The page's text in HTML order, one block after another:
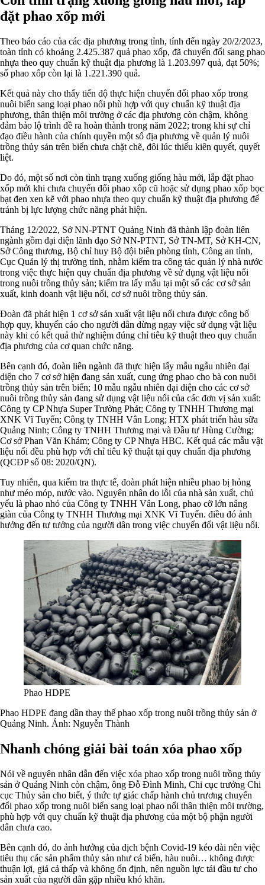
đặt phao xốp mới
Theo báo cáo của các địa phương trong tỉnh, tính đến ngày 20/2/2023,
toàn tỉnh có khoảng 2.425.387 quả phao xốp, đã chuyển đổi sang phao
nhựa theo quy chuẩn kỹ thuật địa phương là 1.203.997 quả, đạt 50%;
số phao xốp còn lại là 1.221.390 quả.
Kết quả này cho thấy tiến độ thực hiện chuyển đổi phao xốp trong
nuôi biển sang loại phao nổi phù hợp với quy chuẩn kỹ thuật địa
phương, thân thiện môi trường ở các địa phương còn chậm, không
đảm bảo lộ trình đề ra hoàn thành trong năm 2022; trong khi sự chỉ
đạo điều hành của chính quyền một số địa phương về quản lý nuôi
trồng thủy sản trên biển chưa chặt chẽ, đôi lúc thiếu kiên quyết, quyết
liệt.
Do đó, một số nơi còn tình trạng xuống giống hàu mới, lắp đặt phao
xốp mới khi chưa chuyển đổi phao xốp cũ hoặc sử dụng phao xốp bọc
bạt đen xen kẽ với phao nhựa theo quy chuẩn kỹ thuật địa phương để
tránh bị lực lượng chức năng phát hiện.
Tháng 12/2022, Sở NN-PTNT Quảng Ninh đã thành lập đoàn liên
ngành gồm đại diện lãnh đạo Sở NN-PTNT, Sở TN-MT, Sở KH-CN,
Sở Công thương, Bộ chỉ huy Bộ đội biên phòng tỉnh, Công an tỉnh,
Cục Quản lý thị trường tỉnh, nhằm kiểm tra công tác quản lý nhà nước
trong việc thực hiện quy chuẩn địa phương về sử dụng vật liệu nổi
trong nuôi trồng thủy sản; kiểm tra lấy mẫu tại một số các cơ sở sản
xuất, kinh doanh vật liệu nổi, cơ sở nuôi trồng thủy sản.
Đoàn đã phát hiện 1 cơ sở sản xuất vật liệu nổi chưa được công bố
hợp quy, khuyến cáo cho người dân dừng ngay việc sử dụng vật liệu
này khi có kết quả thử nghiệm đúng chỉ tiêu kỹ thuật theo quy chuẩn
địa phương của cơ quan chức năng.
Bên cạnh đó, đoàn liên ngành đã thực hiện lấy mẫu ngẫu nhiên đại
diện cho 7 cơ sở hiện đang sản xuất, cung ứng phao cho bà con nuôi
trồng thủy sản trên biển; 10 mẫu ngẫu nhiên đại diện cho các cơ sở
nuôi trồng thủy sản đang sử dụng vật liệu nổi của các đơn vị sản xuất:
Công ty CP Nhựa Super Trường Phát; Công ty TNHH Thương mại
XNK Vĩ Tuyến; Công ty TNHH Vân Long; HTX phát triển hàu sữa
Quảng Ninh; Công ty TNHH Thương mại và Đầu tư Hùng Cường;
Cơ sở Phan Văn Khảm; Công ty CP Nhựa HBC. Kết quả các mẫu vật
liệu nổi đều phù hợp với chỉ tiêu kỹ thuật tại quy chuẩn địa phương
(QCĐP số 08: 2020/QN).
Tuy nhiên, qua kiểm tra thực tế, đoàn phát hiện nhiều phao bị hỏng
như méo móp, nước vào. Nguyên nhân do lỗi của nhà sản xuất, chủ
yếu là phao nhỏ của Công ty TNHH Vân Long, phao cỡ lớn nâng
giàn của Công ty TNHH Thương mại XNK Vĩ Tuyến. điều đó ảnh
hưởng đến tư tưởng của người dân trong việc chuyển đổi vật liệu nổi.
Phao HDPE
Phao HDPE đang dần thay thế phao xốp trong nuôi trồng thủy sản ở
Quảng Ninh. Ảnh: Nguyễn Thành
Nhanh chóng giải bài toán xóa phao xốp
Nói về nguyên nhân dẫn đến việc xóa phao xốp trong nuôi trồng thủy
sản ở Quảng Ninh còn chậm, ông Đỗ Đình Minh, Chi cục trưởng Chi
cục Thủy sản cho biết, ý thức tự giác chấp hành chủ trương chuyển
đổi phao xốp trong nuôi biển sang loại phao nổi thân thiện môi trường,
phù hợp với quy chuẩn kỹ thuật địa phương của một bộ phận người
dân chưa cao.
Bên cạnh đó, do ảnh hưởng của dịch bệnh Covid-19 kéo dài nên việc
tiêu thụ các sản phẩm thủy sản như cá biển, hàu nuôi… không được
thuận lợi, giá cả thấp và không ổn định, nên nguồn lực tái đầu tư cho
sản xuất của người dân gặp nhiều khó khăn.